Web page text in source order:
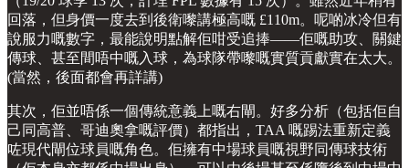
回落，但身價一度去到後衛嚟講極高嘅 £110m。呢啲冰冷但有
說服力嘅數字，最能說明點解佢咁受追捧——佢嘅助攻、關鍵
傳球、甚至間唔中嘅入球，為球隊帶嚟嘅實質貢獻實在太大。
(當然，後面都會再詳講)
其次，佢並唔係一個傳統意義上嘅右閘。好多分析（包括佢自
己同高普、哥迪奧拿嘅評價）都指出，TAA 嘅踢法重新定義
咗現代閘位球員嘅角色。佢擁有中場球員嘅視野同傳球技術